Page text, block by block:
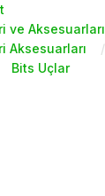
ve Aksesuarları
Aksesuarları
Bits Uçlar